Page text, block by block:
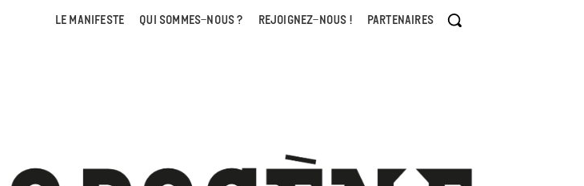
LE MANIFESTE QUI SOMMES-NOUS ? REJOIGNEZ-NOUS ! PARTENAIRES